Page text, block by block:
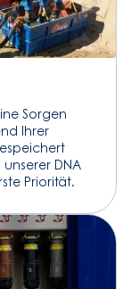
Sorgen
Ihrer
DNA
Priorität.